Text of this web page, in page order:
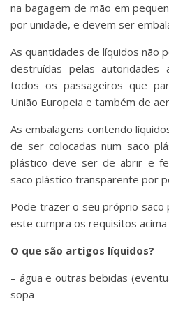
na bagagem de mão em
por unidade, e devem ser
As quantidades de líquidos não
destruídas pelas autoridades
todos os passageiros que
União Europeia e também de
As embalagens contendo
de ser colocadas num saco
plástico deve ser de abrir e
saco plástico transparente por
Pode trazer o seu próprio saco
este cumpra os requisitos
O que são artigos líquidos?
– água e outras bebidas
sopa